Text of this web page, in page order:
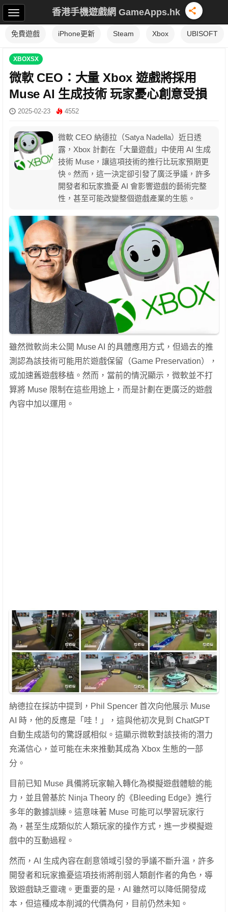
香港手機遊戲網 GameApps.hk
免費遊戲 iPhone更新 Steam Xbox UBISOFT
XBOXSX
微軟 CEO：大量 Xbox 遊戲將採用
Muse AI 生成技術 玩家憂心創意受損
2025-02-23 4552
微軟 CEO 納德拉（Satya Nadella）近日透
露，Xbox 計劃在「大量遊戲」中使用 AI 生成
技術 Muse，讓這項技術的推行比玩家預期更
快。然而，這一決定卻引發了廣泛爭議，許多
開發者和玩家擔憂 AI 會影響遊戲的藝術完整
性，甚至可能改變整個遊戲產業的生態。
雖然微軟尚未公開 Muse AI 的具體應用方式，但過去的推
測認為該技術可能用於遊戲保留（Game Preservation），
或加速舊遊戲移植。然而，當前的情況顯示，微軟並不打
算將 Muse 限制在這些用途上，而是計劃在更廣泛的遊戲
內容中加以運用。
納德拉在採訪中提到，Phil Spencer 首次向他展示 Muse
AI 時，他的反應是「哇！」，這與他初次見到 ChatGPT
自動生成語句的驚訝感相似。這顯示微軟對該技術的潛力
充滿信心，並可能在未來推動其成為 Xbox 生態的一部
分。
目前已知 Muse 具備將玩家輸入轉化為模擬遊戲體驗的能
力，並且曾基於 Ninja Theory 的《Bleeding Edge》進行
多年的數據訓練。這意味著 Muse 可能可以學習玩家行
為，甚至生成類似於人類玩家的操作方式，進一步模擬遊
戲中的互動過程。
然而，AI 生成內容在創意領域引發的爭議不斷升溫，許多
開發者和玩家擔憂這項技術將削弱人類創作者的角色，導
致遊戲缺乏靈魂。更重要的是，AI 雖然可以降低開發成
本，但這種成本削減的代價為何，目前仍然未知。